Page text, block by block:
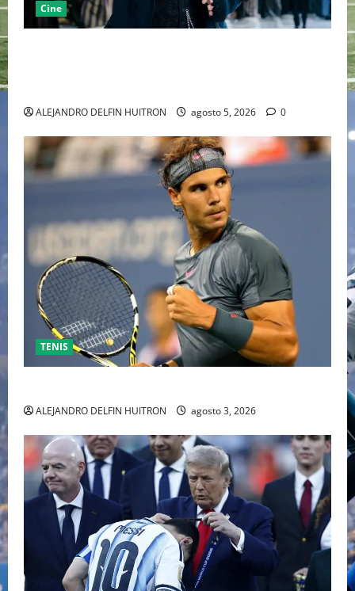
Cine
ALEJANDRO DELFIN HUITRON agosto 5, 2026 0
TENIS
ALEJANDRO DELFIN HUITRON agosto 3, 2026